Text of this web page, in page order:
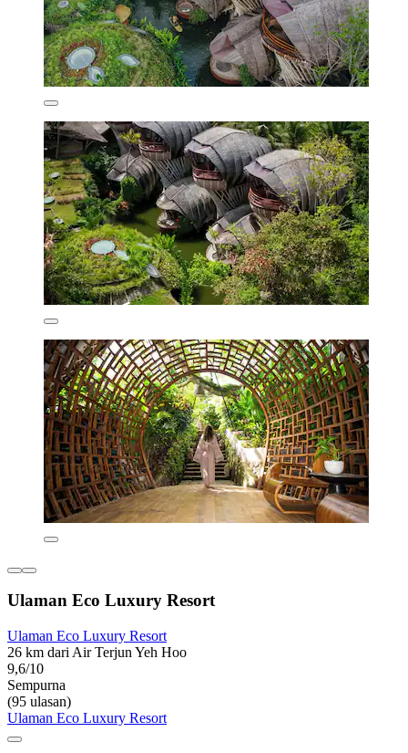
Ulaman Eco Luxury Resort
Ulaman Eco Luxury Resort
26 km dari Air Terjun Yeh Hoo
9,6/10
Sempurna
(95 ulasan)
Ulaman Eco Luxury Resort